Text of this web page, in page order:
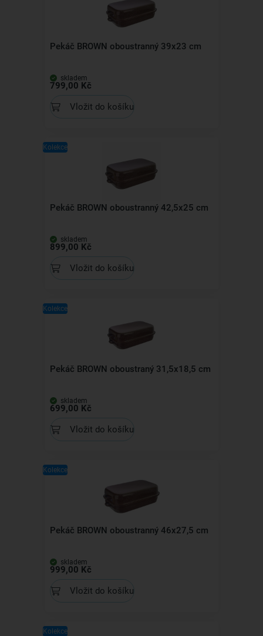
Pekáč BROWN oboustranný 39x23 cm
skladem
799,00 Kč
Vložit do košíku
Kolekce
Pekáč BROWN oboustranný 42,5x25 cm
skladem
899,00 Kč
Vložit do košíku
Kolekce
Pekáč BROWN oboustraný 31,5x18,5 cm
skladem
699,00 Kč
Vložit do košíku
Kolekce
Pekáč BROWN oboustranný 46x27,5 cm
skladem
999,00 Kč
Vložit do košíku
Kolekce